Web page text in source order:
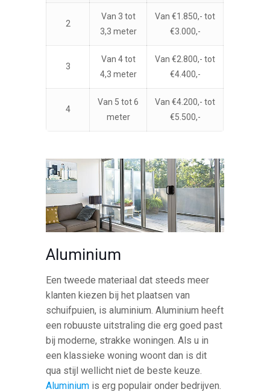
2
Van 3 tot
3,3 meter
Van €1.850,- tot
€3.000,-
3
Van 4 tot
4,3 meter
Van €2.800,- tot
€4.400,-
4
Van 5 tot 6
meter
Van €4.200,- tot
€5.500,-
Aluminium
Een tweede materiaal dat steeds meer
klanten kiezen bij het plaatsen van
schuifpuien, is aluminium. Aluminium heeft
een robuuste uitstraling die erg goed past
bij moderne, strakke woningen. Als u in
een klassieke woning woont dan is dit
qua stijl wellicht niet de beste keuze.
Aluminium is erg populair onder bedrijven.